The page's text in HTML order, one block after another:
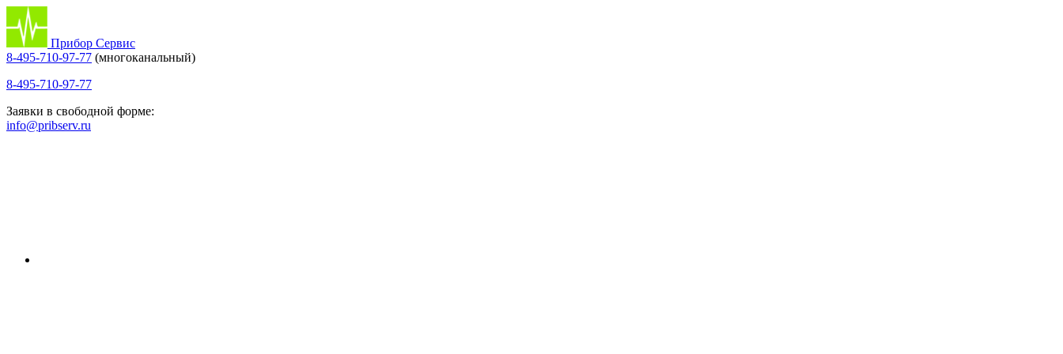
Прибор Сервис
8-495-710-97-77 (многоканальный)
8-495-710-97-77
Заявки в свободной форме:
info@pribserv.ru